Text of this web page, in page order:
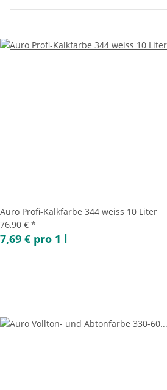
Auro Profi-Kalkfarbe 344 weiss 10 Liter
76,90 € *
7,69 € pro 1 l